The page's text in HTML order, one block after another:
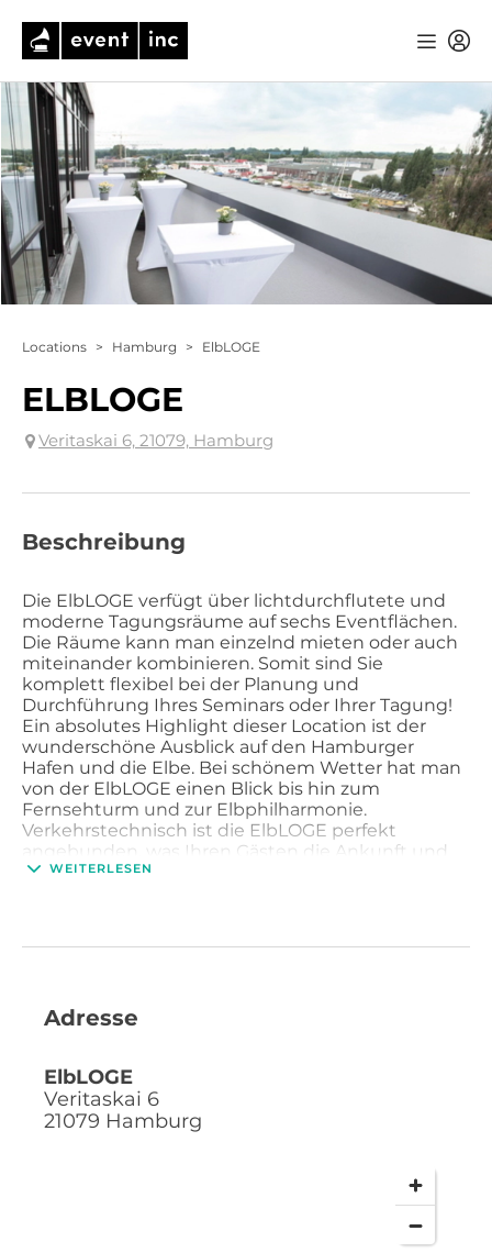
Locations > Hamburg > ElbLOGE
ELBLOGE
Veritaskai 6, 21079, Hamburg
Beschreibung
Die ElbLOGE verfügt über lichtdurchflutete und
moderne Tagungsräume auf sechs Eventflächen.
Die Räume kann man einzelnd mieten oder auch
miteinander kombinieren. Somit sind Sie
komplett flexibel bei der Planung und
Durchführung Ihres Seminars oder Ihrer Tagung!
Ein absolutes Highlight dieser Location ist der
wunderschöne Ausblick auf den Hamburger
Hafen und die Elbe. Bei schönem Wetter hat man
von der ElbLOGE einen Blick bis hin zum
Fernsehturm und zur Elbphilharmonie.
Verkehrstechnisch ist die ElbLOGE perfekt
angebunden, was Ihren Gästen die Ankunft und
Abfahrt besonders erleichtert!
WEITERLESEN
Adresse
ElbLOGE
Veritaskai 6
21079 Hamburg